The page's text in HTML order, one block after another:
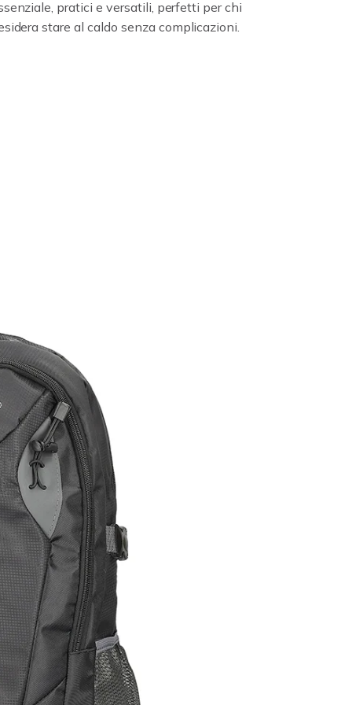
pratici e versatili, perfetti per chi
stare al caldo senza complicazioni.